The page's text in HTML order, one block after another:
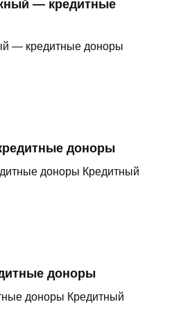
— кредитные
— кредитные доноры
доноры
доноры Кредитный
доноры
доноры Кредитный